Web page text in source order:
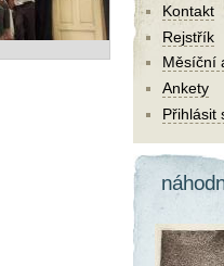
Kontakt
Rejstřík
Měsíční
Ankety
Přihlásit